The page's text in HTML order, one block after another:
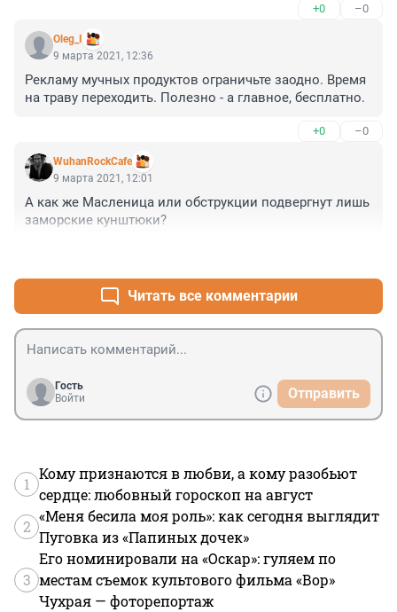
Рекламируйте велосипеды!! И делайте для них
дорожки!!
+0 –0
Oleg_I
9 марта 2021, 12:36
Рекламу мучных продуктов ограничьте заодно. Время
на траву переходить. Полезно - а главное, бесплатно.
+0 –0
WuhanRockCafe
9 марта 2021, 12:01
А как же Масленица или обструкции подвергнут лишь
заморские кунштюки?
Читать все комментарии
Гость
Войти
Отправить
1
Кому признаются в любви, а кому разобьют
сердце: любовный гороскоп на август
2
«Меня бесила моя роль»: как сегодня выглядит
Пуговка из «Папиных дочек»
3
Его номинировали на «Оскар»: гуляем по
местам съемок культового фильма «Вор»
Чухрая — фоторепортаж